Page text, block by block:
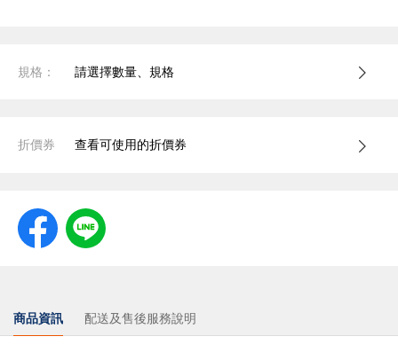
規格： 請選擇數量、規格
折價券 查看可使用的折價券
商品資訊 配送及售後服務說明